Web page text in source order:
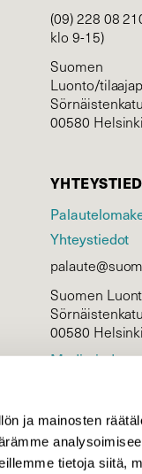
ja mainosten
tietoja siitä,
(09) 228 08
klo 9-15)
Suomen
Luonto/
00580 Helsinki
Yhteystiedot
Suomen
00580 Helsinki
Mediatiedot
KIRJAUDU